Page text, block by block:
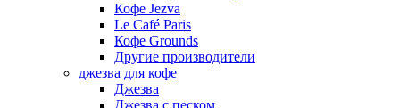
Кофе Jezva
Le Café Paris
Кофе Grounds
Другие производители
джезва для кофе
Джезва
Джезва с песком